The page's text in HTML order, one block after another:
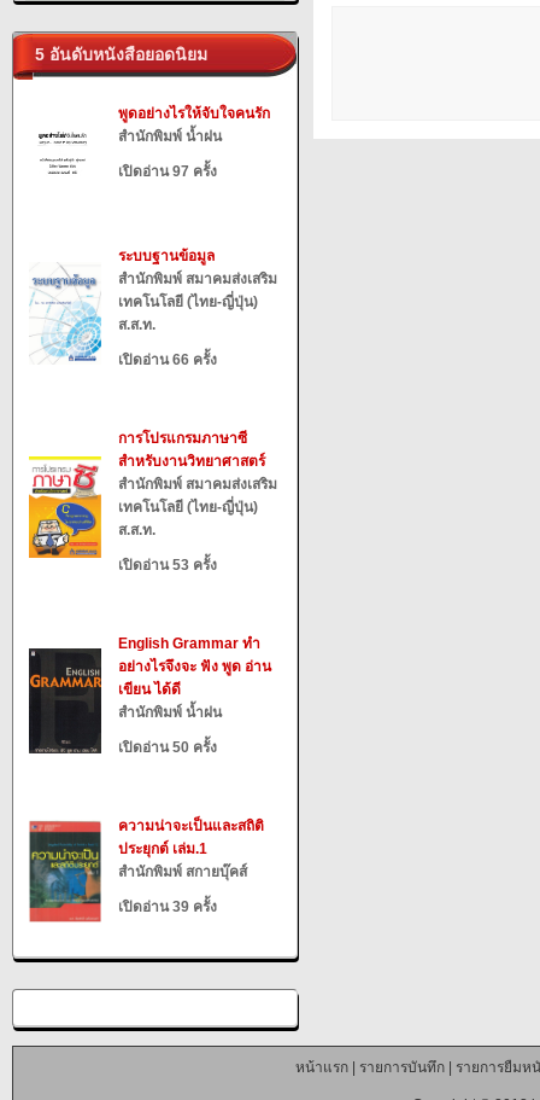
5 อันดับหนังสือยอดนิยม
พูดอย่างไรให้จับใจคนรัก
สำนักพิมพ์ น้ำฝน
เปิดอ่าน 97 ครั้ง
ระบบฐานข้อมูล
สำนักพิมพ์ สมาคมส่งเสริม
เทคโนโลยี (ไทย-ญี่ปุ่น)
ส.ส.ท.
เปิดอ่าน 66 ครั้ง
การโปรแกรมภาษาซี
สำหรับงานวิทยาศาสตร์
สำนักพิมพ์ สมาคมส่งเสริม
เทคโนโลยี (ไทย-ญี่ปุ่น)
ส.ส.ท.
เปิดอ่าน 53 ครั้ง
English Grammar ทำ
อย่างไรจึงจะ ฟัง พูด อ่าน
เขียน ได้ดี
สำนักพิมพ์ น้ำฝน
เปิดอ่าน 50 ครั้ง
ความน่าจะเป็นและสถิติ
ประยุกต์ เล่ม.1
สำนักพิมพ์ สกายบุ๊คส์
เปิดอ่าน 39 ครั้ง
หน้าแรก| รายการบันทึก| รายการยืมห